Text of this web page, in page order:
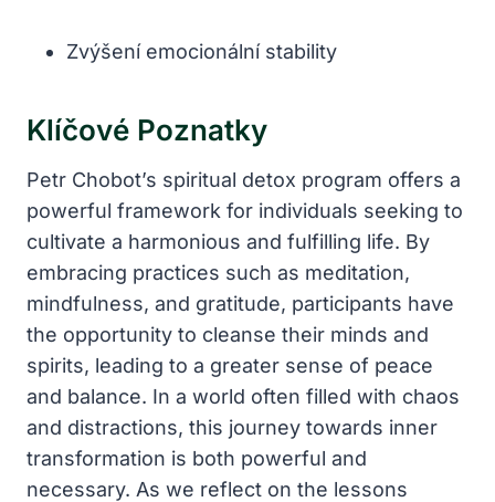
Zvýšení emocionální stability
Klíčové Poznatky
Petr Chobot’s spiritual detox program offers a
powerful framework for individuals seeking to
cultivate a harmonious and fulfilling life. By
embracing practices such as meditation,
mindfulness, and gratitude, participants have
the opportunity to cleanse their minds and
spirits, leading to a greater sense of peace
and balance. In a world often filled with chaos
and distractions, this journey towards inner
transformation is both powerful and
necessary. As we reflect on the lessons